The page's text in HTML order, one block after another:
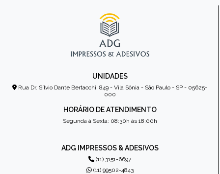
UNIDADES
Rua Dr. Sílvio Dante Bertacchi, 849 - Vila Sônia - São Paulo - SP - 05625-
000
HORÁRIO DE ATENDIMENTO
Segunda à Sexta: 08:30h às 18:00h
ADG IMPRESSOS & ADESIVOS
(11) 3151-6697
(11) 99502-4843